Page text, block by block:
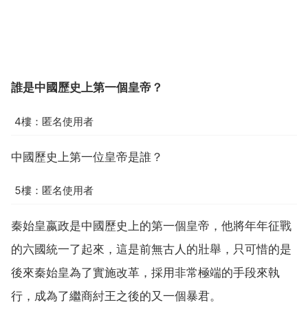
誰是中國歷史上第一個皇帝？
4樓：匿名使用者
中國歷史上第一位皇帝是誰？
5樓：匿名使用者
秦始皇嬴政是中國歷史上的第一個皇帝，他將年年征戰
的六國統一了起來，這是前無古人的壯舉，只可惜的是
後來秦始皇為了實施改革，採用非常極端的手段來執
行，成為了繼商紂王之後的又一個暴君。